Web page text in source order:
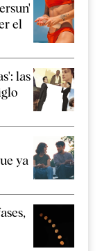
el
las
ya